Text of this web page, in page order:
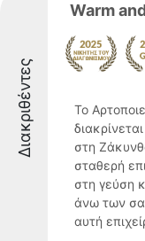
Διακριθέντες
Warm
Το
στη
σταθερή
στη γεύση
άνω των
αυτή